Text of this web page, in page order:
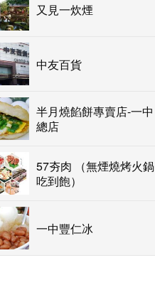
又見一炊煙
中友百貨
半月燒餡餅專賣店-一中
總店
57夯肉 （無煙燒烤火鍋
吃到飽）
一中豐仁冰